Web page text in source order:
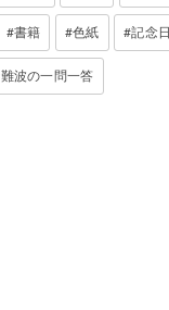
書籍 色紙 記念日
難波の一問一答